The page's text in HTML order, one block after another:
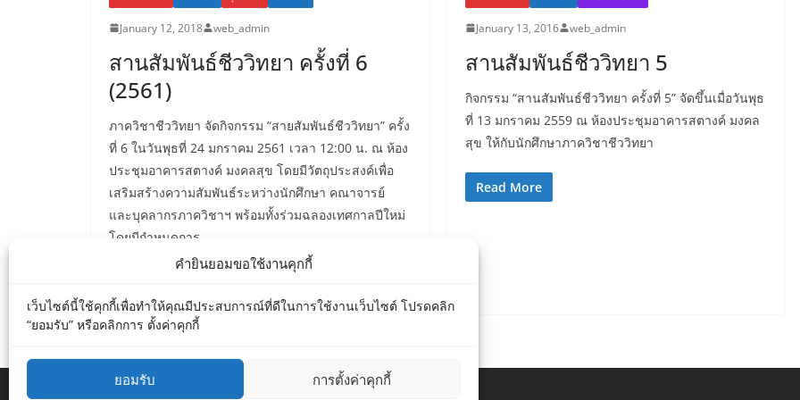
คำยินยอมขอใช้งานคุกกี้
เว็บไซต์นี้ใช้คุกกี้เพื่อทำให้คุณมีประสบการณ์ที่ดีในการใช้งานเว็บไซต์ โปรดคลิก
“ยอมรับ” หรือคลิกการ ตั้งค่าคุกกี้
ยอมรับ การตั้งค่าคุกกี้
January 12, 2018 web_admin
สานสัมพันธ์ชีววิทยา ครั้งที่ 6
(2561)
ภาควิชาชีววิทยา จัดกิจกรรม “สายสัมพันธ์ชีววิทยา” ครั้ง
ที่ 6 ในวันพุธที่ 24 มกราคม 2561 เวลา 12:00 น. ณ ห้อง
ประชุมอาคารสตางค์ มงคลสุข โดยมีวัตถุประสงค์เพื่อ
เสริมสร้างความสัมพันธ์ระหว่างนักศึกษา คณาจารย์
และบุคลากรภาควิชาฯ พร้อมทั้งร่วมฉลองเทศกาลปีใหม่
โดยมีกำหนดการ
January 13, 2016 web_admin
สานสัมพันธ์ชีววิทยา 5
กิจกรรม “สานสัมพันธ์ชีววิทยา ครั้งที่ 5” จัดขึ้นเมื่อวันพุธ
ที่ 13 มกราคม 2559 ณ ห้องประชุมอาคารสตางค์ มงคล
สุข ให้กับนักศึกษาภาควิชาชีววิทยา
Read More